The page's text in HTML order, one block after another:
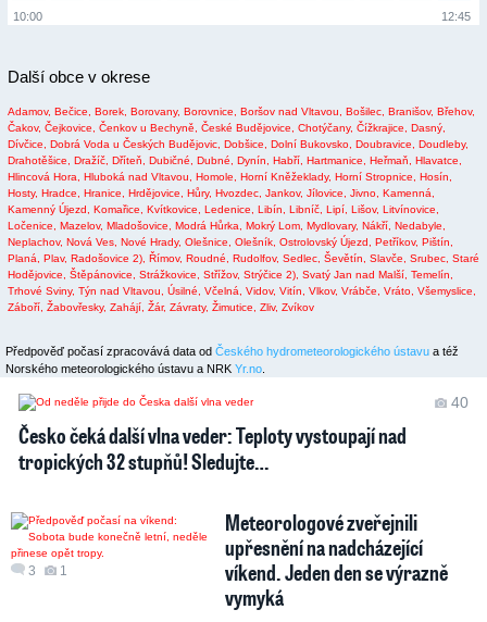
12:45
10:00
Další obce v okrese
Adamov, Bečice, Borek, Borovany, Borovnice, Boršov nad Vltavou, Bošilec, Branišov, Břehov,
Čakov, Čejkovice, Čenkov u Bechyně, České Budějovice, Chotýčany, Čížkrajice,
Dasný,
Dívčice,
Dobrá Voda u Českých Budějovic, Dobšice, Dolní Bukovsko, Doubravice,
Doudleby,
Drahotěšice,
Dražíč, Dříteň, Dubičné, Dubné, Dynín, Habří, Hartmanice, Heřmaň,
Hlavatce,
Hlincová Hora,
Hluboká nad Vltavou, Homole, Horní Kněžeklady, Horní Stropnice,
Hosín,
Hosty, Hradce, Hranice, Hrdějovice, Hůry, Hvozdec, Jankov, Jílovice, Jivno, Kamenná,
Kamenný Újezd,
Komařice, Kvítkovice, Ledenice, Libín, Libníč, Lipí, Lišov, Litvínovice,
Ločenice,
Mazelov, Mladošovice, Modrá Hůrka, Mokrý Lom, Mydlovary, Nákří, Nedabyle,
Neplachov, Nová Ves, Nové Hrady, Olešnice, Olešník, Ostrolovský Újezd, Petříkov, Pištín,
Planá,
Plav, Radošovice 2), Římov, Roudné, Rudolfov, Sedlec, Ševětín, Slavče, Srubec, Staré
Hodějovice,
Štěpánovice, Strážkovice, Střížov, Strýčice 2), Svatý Jan nad Malší, Temelín,
Trhové Sviny, Týn nad Vltavou, Úsilné, Včelná, Vidov, Vitín, Vlkov, Vrábče, Vráto, Všemyslice,
Záboří, Žabovřesky, Zahájí, Žár, Závraty, Žimutice, Zliv, Zvíkov
Předpověď počasí zpracovává data od Českého hydrometeorologického ústavu a též
Norského meteorologického ústavu a NRK Yr.no
40
Česko čeká další vlna veder: Teploty vystoupají nad
tropických 32 stupňů! Sledujte…
3 1
Meteorologové zveřejnili
upřesnění na nadcházející
víkend. Jeden den se výrazně
vymyká